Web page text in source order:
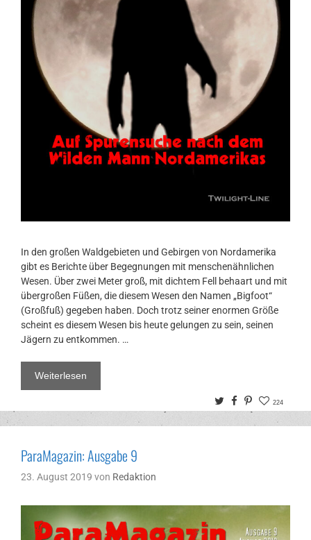
In den großen Waldgebieten und Gebirgen von Nordamerika
gibt es Berichte über Begegnungen mit menschenähnlichen
Wesen. Über zwei Meter groß, mit dichtem Fell behaart und mit
übergroßen Füßen, die diesem Wesen den Namen „Bigfoot“
(Großfuß) gegeben haben. Doch trotz seiner enormen Größe
scheint es diesem Wesen bis heute gelungen zu sein, seinen
Jägern zu entkommen. …
Weiterlesen
TwitterFacebook
Pinterest
224
ParaMagazin: Ausgabe 9
23. August 2019 von Redaktion